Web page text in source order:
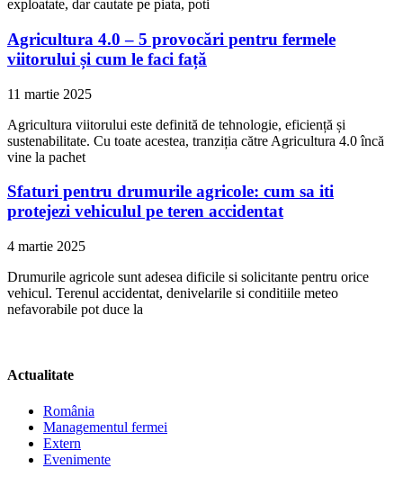
exploatate, dar cautate pe piata, poti
Agricultura 4.0 – 5 provocări pentru fermele
viitorului și cum le faci față
11 martie 2025
Agricultura viitorului este definită de tehnologie, eficiență și
sustenabilitate. Cu toate acestea, tranziția către Agricultura 4.0 încă
vine la pachet
Sfaturi pentru drumurile agricole: cum sa iti
protejezi vehiculul pe teren accidentat
4 martie 2025
Drumurile agricole sunt adesea dificile si solicitante pentru orice
vehicul. Terenul accidentat, denivelarile si conditiile meteo
nefavorabile pot duce la
Actualitate
România
Managementul fermei
Extern
Evenimente